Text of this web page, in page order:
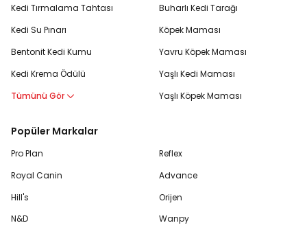
Kedi Tırmalama Tahtası
Kedi Su Pınarı
Bentonit Kedi Kumu
Kedi Krema Ödülü
Tümünü Gör
Buharlı Kedi Tarağı
Köpek Maması
Yavru Köpek Maması
Yaşlı Kedi Maması
Yaşlı Köpek Maması
Popüler Markalar
Pro Plan
Royal Canin
Hill's
N&D
Reflex
Advance
Orijen
Wanpy